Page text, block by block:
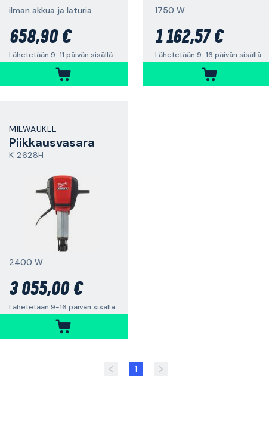
ilman akkua ja laturia
658,90 €
Lähetetään 9-11 päivän sisällä
1750 W
1 162,57 €
Lähetetään 9-16 päivän sisällä
MILWAUKEE
Piikkausvasara
K 2628H
2400 W
3 055,00 €
Lähetetään 9-16 päivän sisällä
1